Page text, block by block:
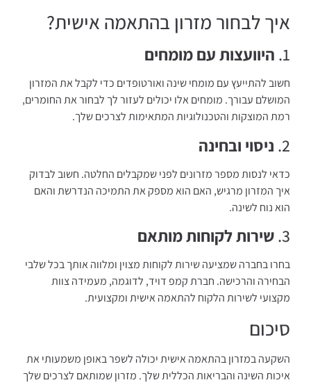
איך לבחור מזרון בהתאמה אישית?
1. היוועצות עם מומחים
חשוב להתייעץ עם מומחי שינה ואורטופדים כדי לקבל את המזרון
המושלם עבורך. מומחים אלו יכולים לעזור לך לבחור את החומרים,
רמת המוצקות והטכנולוגיות המתאימות לצרכים שלך.
2. ניסוי ובחינה
כדאי לנסות מספר מזרונים לפני שמקבלים החלטה. חשוב לבדוק
איך המזרון מרגיש, האם הוא מספק את התמיכה הנדרשת והאם
הוא נוח לשינה.
3. שירות לקוחות מותאם
בחרו בחברה שמציעה שירות לקוחות מצוין ומלווה אותך בכל שלבי
הבחירה והרכישה. חברת קמפ דויד, לדוגמה, מעמידה צוות
מקצועי לשירות הלקוח להתאמה אישית ומקצועית.
סיכום
השקעה במזרון בהתאמה אישית יכולה לשפר באופן משמעותי את
איכות השינה והבריאות הכללית שלך. מזרון שמותאם לצרכים שלך